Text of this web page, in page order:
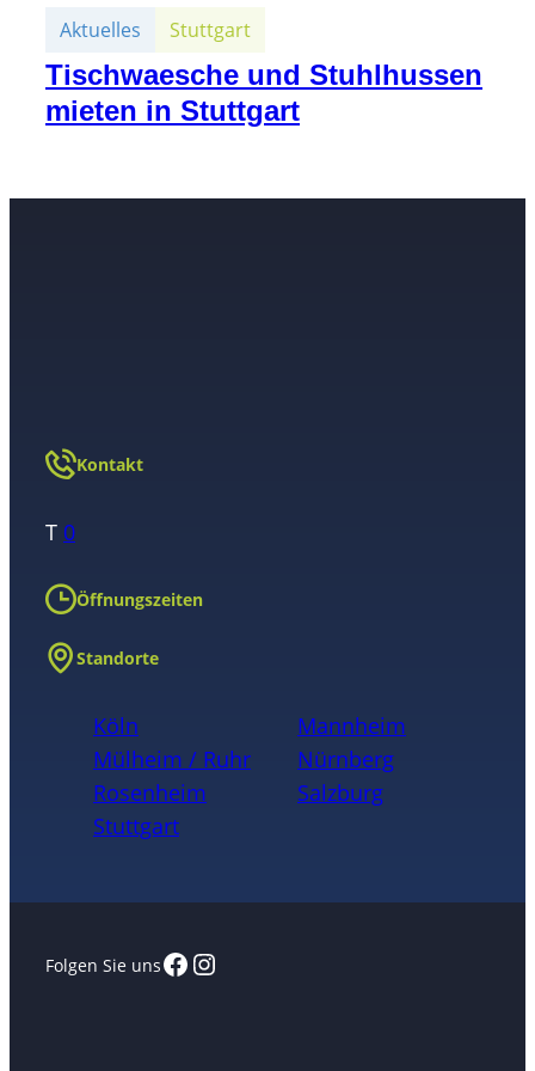
Aktuelles Stuttgart
Tischwaesche und Stuhlhussen
mieten in Stuttgart
Kontakt
T 0
Öffnungszeiten
Standorte
Köln
Mannheim
Mülheim / Ruhr
Nürnberg
Rosenheim
Salzburg
Stuttgart
Folgen Sie unsFacebook
Instagram